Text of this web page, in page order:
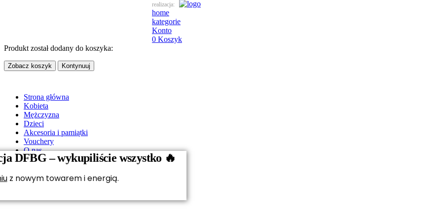
realizacja:
home
kategorie
Konto
0 Koszyk
Produkt został dodany do koszyka:
Zobacz koszyk Kontynuuj
Strona główna
Kobieta
Mężczyzna
Dzieci
Akcesoria i pamiątki
Vouchery
O nas
Kontakt
DFBG – wykupiliście wszystko 🔥
z nowym towarem i energią.